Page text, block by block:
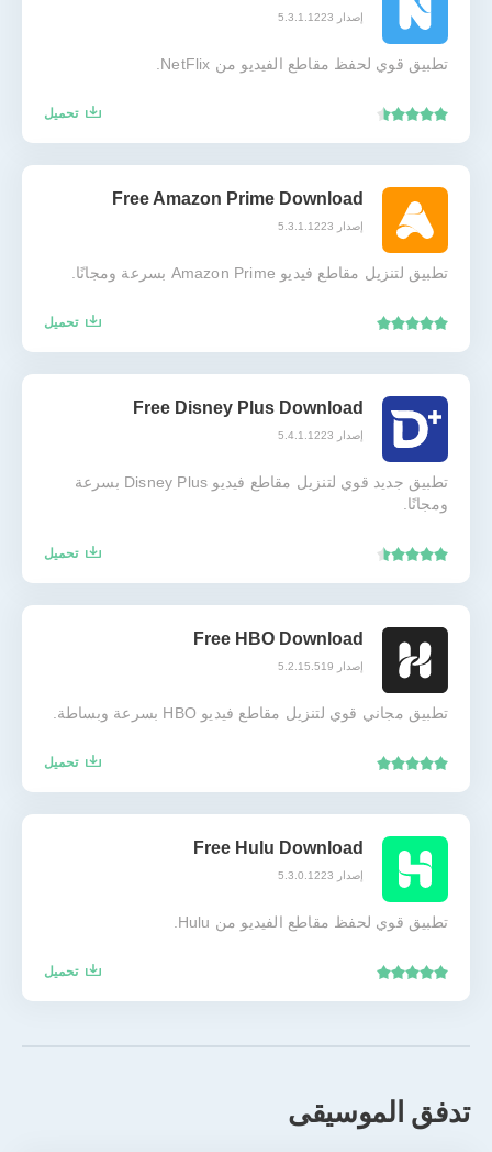
إصدار 5.3.1.1223
تطبيق قوي لحفظ مقاطع الفيديو من NetFlix.
تحميل
Free Amazon Prime Download
إصدار 5.3.1.1223
تطبيق لتنزيل مقاطع فيديو Amazon Prime بسرعة ومجانًا.
تحميل
Free Disney Plus Download
إصدار 5.4.1.1223
تطبيق جديد قوي لتنزيل مقاطع فيديو Disney Plus بسرعة
ومجانًا.
تحميل
Free HBO Download
إصدار 5.2.15.519
تطبيق مجاني قوي لتنزيل مقاطع فيديو HBO بسرعة وبساطة.
تحميل
Free Hulu Download
إصدار 5.3.0.1223
تطبيق قوي لحفظ مقاطع الفيديو من Hulu.
تحميل
تدفق الموسيقى